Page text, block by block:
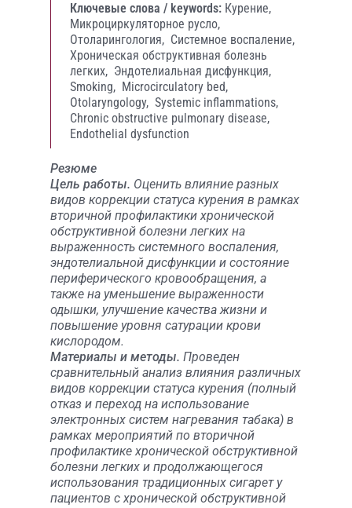
Ключевые слова / keywords: Курение,
Микроциркуляторное русло,
Отоларингология, Системное воспаление,
Хроническая обструктивная болезнь
легких, Эндотелиальная дисфункция,
Smoking, Microcirculatory bed,
Otolaryngology, Systemic inflammations,
Chronic obstructive pulmonary disease,
Endothelial dysfunction
Резюме
Цель работы. Оценить влияние разных
видов коррекции статуса курения в рамках
вторичной профилактики хронической
обструктивной болезни легких на
выраженность системного воспаления,
эндотелиальной дисфункции и состояние
периферического кровообращения, а
также на уменьшение выраженности
одышки, улучшение качества жизни и
повышение уровня сатурации крови
кислородом.
Материалы и методы. Проведен
сравнительный анализ влияния различных
видов коррекции статуса курения (полный
отказ и переход на использование
электронных систем нагревания табака) в
рамках мероприятий по вторичной
профилактике хронической обструктивной
болезни легких и продолжающегося
использования традиционных сигарет у
пациентов с хронической обструктивной